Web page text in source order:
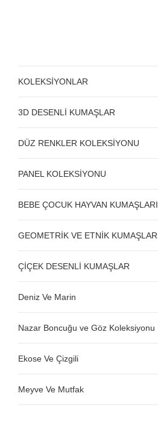
KOLEKSİYONLAR
3D DESENLİ KUMAŞLAR
DÜZ RENKLER KOLEKSİYONU
PANEL KOLEKSİYONU
BEBE ÇOCUK HAYVAN KUMAŞLARI
GEOMETRİK VE ETNİK KUMAŞLAR
ÇİÇEK DESENLİ KUMAŞLAR
Deniz Ve Marin
Nazar Boncuğu ve Göz Koleksiyonu
Ekose Ve Çizgili
Meyve Ve Mutfak